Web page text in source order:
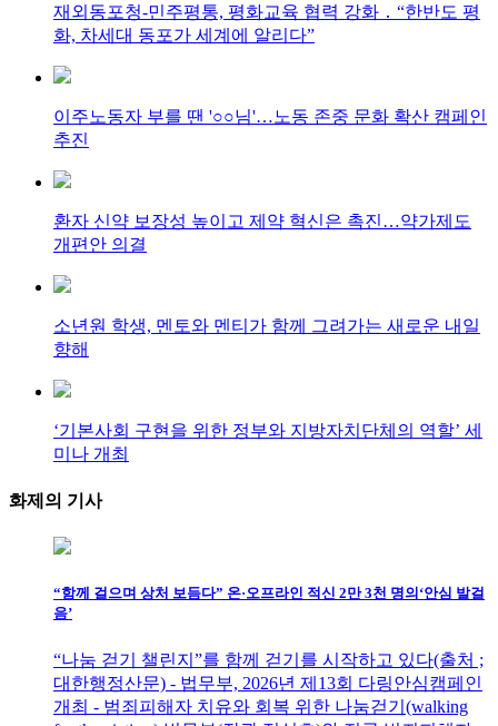
재외동포청-민주평통, 평화교육 협력 강화 ․ “한반도 평
화, 차세대 동포가 세계에 알리다”
이주노동자 부를 땐 '○○님'…노동 존중 문화 확산 캠페인
추진
환자 신약 보장성 높이고 제약 혁신은 촉진…약가제도
개편안 의결
소년원 학생, 멘토와 멘티가 함께 그려가는 새로운 내일
향해
‘기본사회 구현을 위한 정부와 지방자치단체의 역할’ 세
미나 개최
화제의 기사
“함께 걸으며 상처 보듬다” 온·오프라인 적신 2만 3천 명의‘안심 발걸
음’
“나눔 걷기 챌린지”를 함께 걷기를 시작하고 있다(출처 ;
대한행정산문) - 법무부, 2026년 제13회 다링안심캠페인
개최 - 범죄피해자 치유와 회복 위한 나눔걷기(walking